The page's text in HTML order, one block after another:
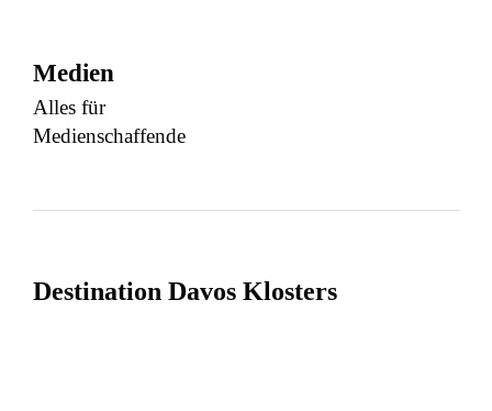
Medien
Alles für
Medienschaffende
Destination Davos Klosters